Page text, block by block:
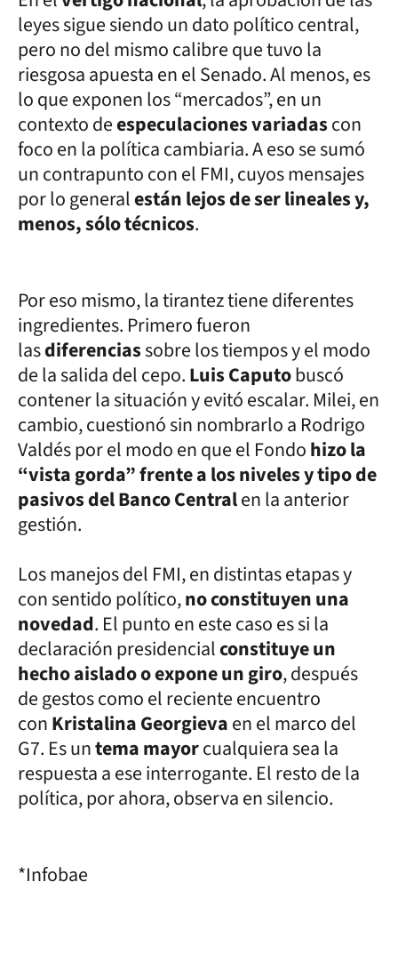
leyes sigue siendo un dato político central,
pero no del mismo calibre que tuvo la
riesgosa apuesta en el Senado. Al menos, es
lo que exponen los “mercados”, en un
contexto deespeculaciones variadascon
foco en la política cambiaria. A eso se sumó
un contrapunto con el FMI, cuyos mensajes
por lo generalestán lejos de ser lineales y,
menos, sólo técnicos.
Por eso mismo, la tirantez tiene diferentes
ingredientes. Primero fueron
lasdiferenciassobre los tiempos y el modo
de la salida del cepo.Luis Caputobuscó
contener la situación y evitó escalar. Milei, en
cambio, cuestionó sin nombrarlo a Rodrigo
Valdés por el modo en que el Fondohizo la
“vista gorda” frente a los niveles y tipo de
pasivos del Banco Centralen la anterior
gestión.
Los manejos del FMI, en distintas etapas y
con sentido político,no constituyen una
novedad. El punto en este caso es si la
declaración presidencialconstituye un
hecho aislado o expone un giro, después
de gestos como el reciente encuentro
conKristalina Georgievaen el marco del
G7. Es untema mayorcualquiera sea la
respuesta a ese interrogante. El resto de la
política, por ahora, observa en silencio.
*Infobae